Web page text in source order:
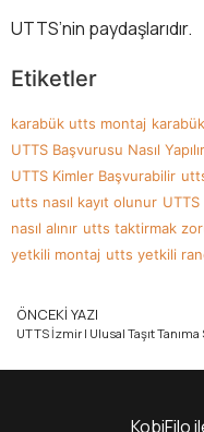
UTTS’nin paydaşlarıdır.
Etiketler
karabük utts montaj
UTTS Başvurusu Nasıl Yapılır
UTTS Kimler Başvurabilir
utts nasıl kayıt olunur
nasıl alınır utts taktirmak
yetkili montaj utts yetkili
ÖNCEKI YAZI
KobiFilo